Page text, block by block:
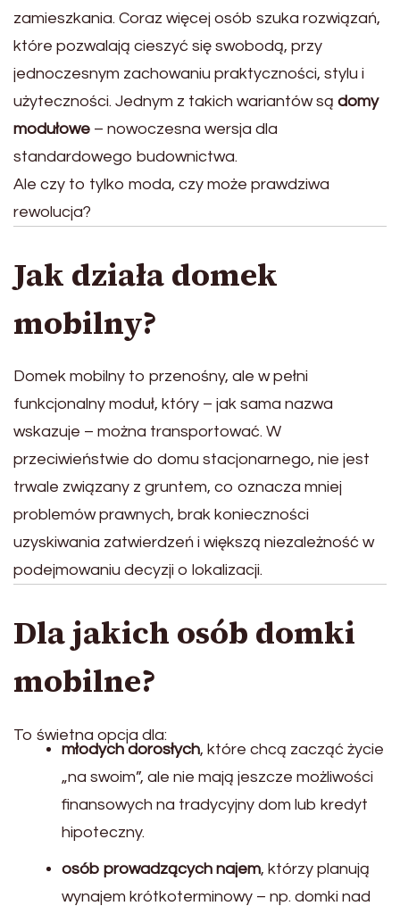
zamieszkania. Coraz więcej osób szuka rozwiązań,
które pozwalają cieszyć się swobodą, przy
jednoczesnym zachowaniu praktyczności, stylu i
użyteczności. Jednym z takich wariantów są domy
modułowe – nowoczesna wersja dla
standardowego budownictwa.
Ale czy to tylko moda, czy może prawdziwa
rewolucja?
Jak działa domek
mobilny?
Domek mobilny to przenośny, ale w pełni
funkcjonalny moduł, który – jak sama nazwa
wskazuje – można transportować. W
przeciwieństwie do domu stacjonarnego, nie jest
trwale związany z gruntem, co oznacza mniej
problemów prawnych, brak konieczności
uzyskiwania zatwierdzeń i większą niezależność w
podejmowaniu decyzji o lokalizacji.
Dla jakich osób domki
mobilne?
To świetna opcja dla:
młodych dorosłych, które chcą zacząć życie
„na swoim”, ale nie mają jeszcze możliwości
finansowych na tradycyjny dom lub kredyt
hipoteczny.
osób prowadzących najem, którzy planują
wynajem krótkoterminowy – np. domki nad